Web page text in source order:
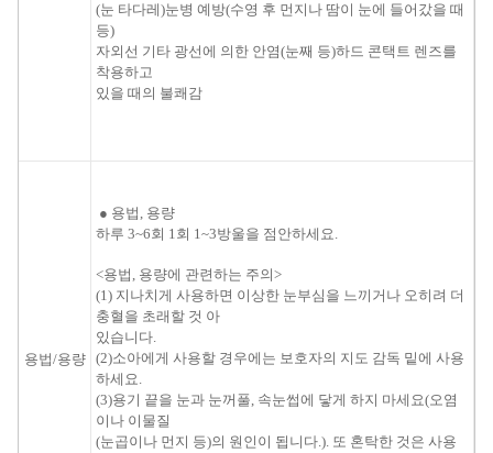
(눈 타다레)눈병 예방(수영 후 먼지나 땀이 눈에 들어갔을 때
등)
자외선 기타 광선에 의한 안염(눈째 등)하드 콘택트 렌즈를
착용하고
있을 때 의 불쾌감
용법/용량
● 용법 , 용량
하루 3~6회 1회 1~3방울을 점안하세요.
<용법 , 용량에 관련하는 주의>
(1) 지나치게 사용하면 이상한 눈부심을 느끼 거나 오히려 더
충혈 을 초래할 것 아
있습니다.
(2)소아에게 사용할 경우에는 보호자의 지도 감독 밑에 사용
하세요.
(3)용기 끝을 눈과 눈꺼풀, 속눈썹에 닿게 하지 마세요(오염
이나 이물질
(눈곱이나 먼지 등)의 원인이 됩니다.). 또 혼탁한 것은 사용